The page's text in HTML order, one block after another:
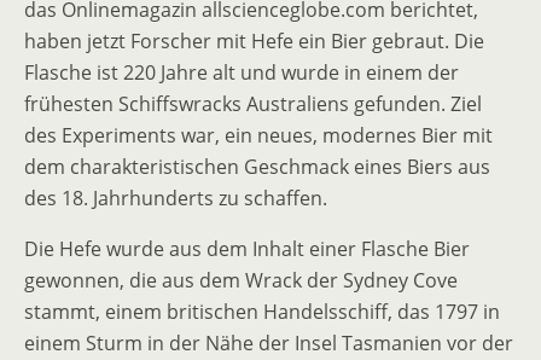
das Onlinemagazin allscienceglobe.com berichtet,
haben jetzt Forscher mit Hefe ein Bier gebraut. Die
Flasche ist 220 Jahre alt und wurde in einem der
frühesten Schiffswracks Australiens gefunden. Ziel
des Experiments war, ein neues, modernes Bier mit
dem charakteristischen Geschmack eines Biers aus
des 18. Jahrhunderts zu schaffen.
Die Hefe wurde aus dem Inhalt einer Flasche Bier
gewonnen, die aus dem Wrack der Sydney Cove
stammt, einem britischen Handelsschiff, das 1797 in
einem Sturm in der Nähe der Insel Tasmanien vor der